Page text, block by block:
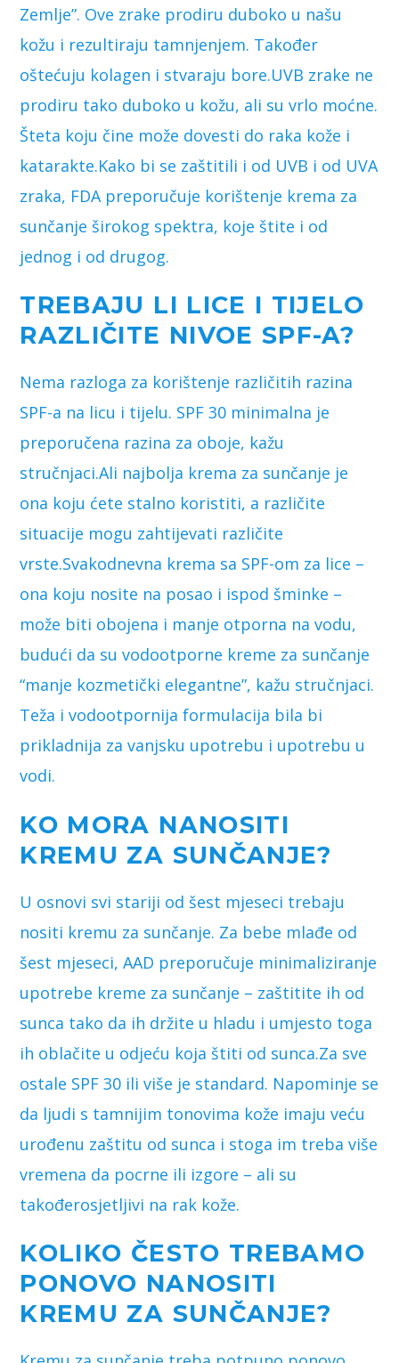
Zemlje”. Ove zrake prodiru duboko u našu
kožu i rezultiraju tamnjenjem. Također
oštećuju kolagen i stvaraju bore.UVB zrake ne
prodiru tako duboko u kožu, ali su vrlo moćne.
Šteta koju čine može dovesti do raka kože i
katarakte.Kako bi se zaštitili i od UVB i od UVA
zraka, FDA preporučuje korištenje krema za
sunčanje širokog spektra, koje štite i od
jednog i od drugog.
TREBAJU LI LICE I TIJELO
RAZLIČITE NIVOE SPF-A?
Nema razloga za korištenje različitih razina
SPF-a na licu i tijelu. SPF 30 minimalna je
preporučena razina za oboje, kažu
stručnjaci.Ali najbolja krema za sunčanje je
ona koju ćete stalno koristiti, a različite
situacije mogu zahtijevati različite
vrste.Svakodnevna krema sa SPF-om za lice –
ona koju nosite na posao i ispod šminke –
može biti obojena i manje otporna na vodu,
budući da su vodootporne kreme za sunčanje
“manje kozmetički elegantne”, kažu stručnjaci.
Teža i vodootpornija formulacija bila bi
prikladnija za vanjsku upotrebu i upotrebu u
vodi.
KO MORA NANOSITI
KREMU ZA SUNČANJE?
U osnovi svi stariji od šest mjeseci trebaju
nositi kremu za sunčanje. Za bebe mlađe od
šest mjeseci, AAD preporučuje minimaliziranje
upotrebe kreme za sunčanje – zaštitite ih od
sunca tako da ih držite u hladu i umjesto toga
ih oblačite u odjeću koja štiti od sunca.Za sve
ostale SPF 30 ili više je standard. Napominje se
da ljudi s tamnijim tonovima kože imaju veću
urođenu zaštitu od sunca i stoga im treba više
vremena da pocrne ili izgore – ali su
takođerosjetljivi na rak kože.
KOLIKO ČESTO TREBAMO
PONOVO NANOSITI
KREMU ZA SUNČANJE?